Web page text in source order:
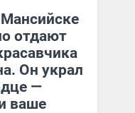
отдают
Он украл
—
ваше